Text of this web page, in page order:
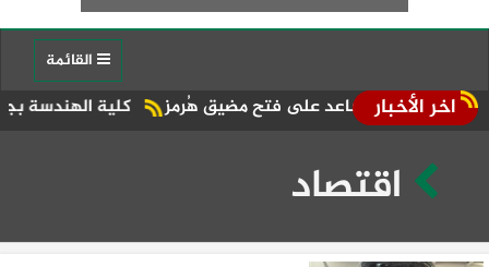
اخر الأخبار كلية الهندسة بجامعة دمنهور تساعد على فتح مضيق هُرمز
اقتصاد